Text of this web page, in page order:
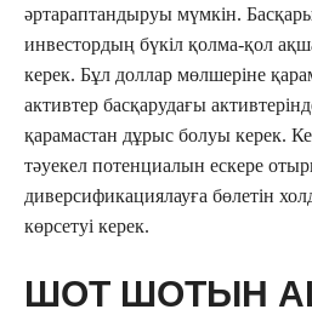
әртараптандыруы мүмкін.
инвестордың бүкіл қолма-қол
керек. Бұл доллар мөлшеріне
активтер басқарудағы
қарамастан дұрыс болуы керек.
тәуекел потенциалын ескере
диверсификациялауға бөлетін
көрсетуі керек.
ШОТ ШОТЫН